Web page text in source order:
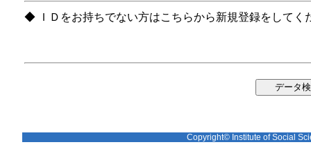
◆ ＩＤをお持ちでない方はこちらから新規登録をしてく
Copyright© Institute of Social